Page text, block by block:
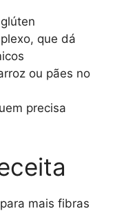
que dá
ou pães no
precisa
mais fibras